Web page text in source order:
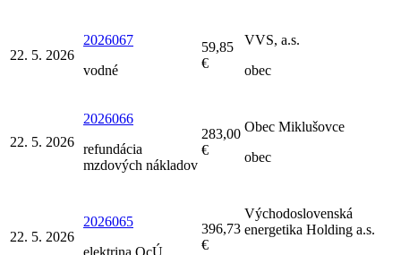
22. 5. 2026
2026067
vodné
59,85
€
VVS, a.s.
obec
22. 5. 2026
2026066
refundácia
mzdových nákladov
283,00
€
Obec Miklušovce
obec
22. 5. 2026
2026065
elektrina OcÚ
396,73
€
Východoslovenská
energetika Holding a.s.